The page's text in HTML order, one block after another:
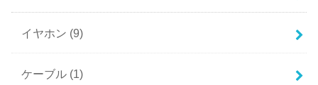
イヤホン (9)
ケーブル (1)